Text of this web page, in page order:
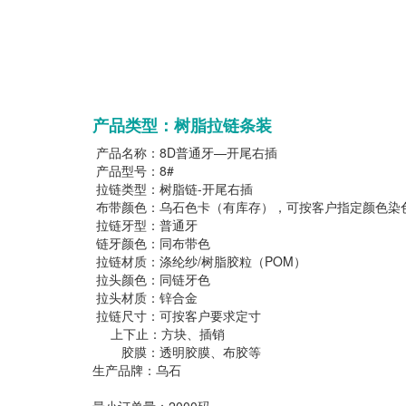
产品类型：树脂拉链条装
产品名称：8D普通牙—开尾右插
产品型号：8#
拉链类型：树脂链-开尾右插
布带颜色：乌石色卡（有库存），可按客户指定颜色染
拉链牙型：普通牙
链牙颜色：同布带色
拉链材质：涤纶纱/树脂胶粒（POM）
拉头颜色：同链牙色
拉头材质：锌合金
拉链尺寸：可按客户要求定寸
上下止：方块、插销
胶膜：透明胶膜、布胶等
生产品牌：乌石